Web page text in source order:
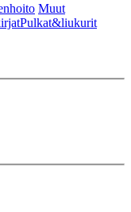
Muut
Pulkat&liukurit